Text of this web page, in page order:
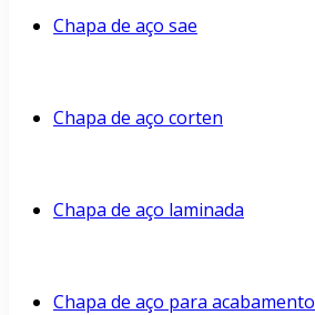
Chapa de aço sae
Chapa de aço corten
Chapa de aço laminada
Chapa de aço para acabamento